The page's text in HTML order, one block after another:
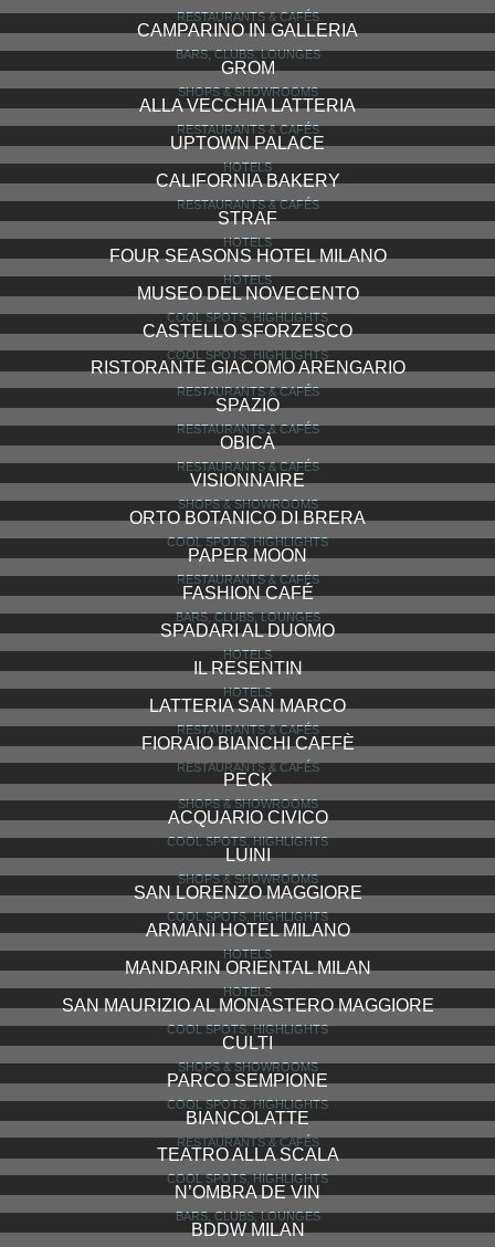
SEVEN STARS GALLERIA
HOTELS
ALLE MERAVIGLIE
HOTELS
VILLA NECCHI CAMPIGLIO
COOL SPOTS, HIGHLIGHTS
IL CHIOSTRO DI ANDREA
RESTAURANTS & CAFÉS
BOSCOLO MILANO
HOTELS
DUOMO DI MILANO
COOL SPOTS, HIGHLIGHTS
CAVALLI E NASTRI
SHOPS & SHOWROOMS
PARK HYATT MILANO
HOTELS
LA BRISA
RESTAURANTS & CAFÉS
CAMPARINO IN GALLERIA
BARS, CLUBS, LOUNGES
GROM
SHOPS & SHOWROOMS
ALLA VECCHIA LATTERIA
RESTAURANTS & CAFÉS
UPTOWN PALACE
HOTELS
CALIFORNIA BAKERY
RESTAURANTS & CAFÉS
STRAF
HOTELS
FOUR SEASONS HOTEL MILANO
HOTELS
MUSEO DEL NOVECENTO
COOL SPOTS, HIGHLIGHTS
CASTELLO SFORZESCO
COOL SPOTS, HIGHLIGHTS
RISTORANTE GIACOMO ARENGARIO
RESTAURANTS & CAFÉS
SPAZIO
RESTAURANTS & CAFÉS
OBICÀ
RESTAURANTS & CAFÉS
VISIONNAIRE
SHOPS & SHOWROOMS
ORTO BOTANICO DI BRERA
COOL SPOTS, HIGHLIGHTS
PAPER MOON
RESTAURANTS & CAFÉS
FASHION CAFÉ
BARS, CLUBS, LOUNGES
SPADARI AL DUOMO
HOTELS
IL RESENTIN
HOTELS
LATTERIA SAN MARCO
RESTAURANTS & CAFÉS
FIORAIO BIANCHI CAFFÈ
RESTAURANTS & CAFÉS
PECK
SHOPS & SHOWROOMS
ACQUARIO CIVICO
COOL SPOTS, HIGHLIGHTS
LUINI
SHOPS & SHOWROOMS